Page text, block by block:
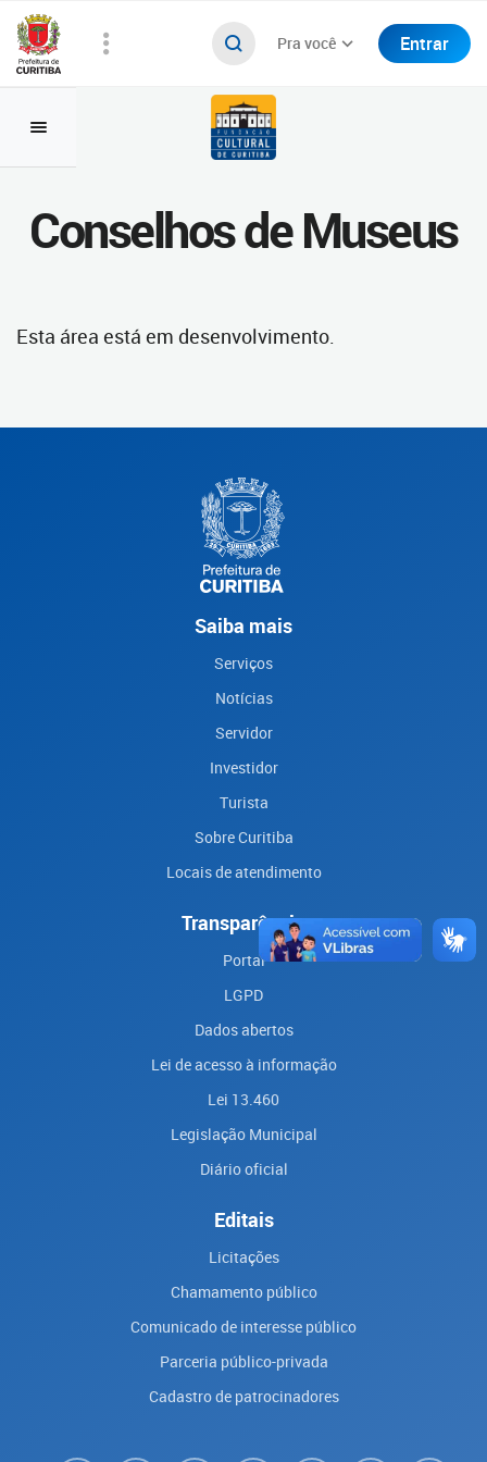
Pra você Entrar
Conselhos de Museus
Esta área está em desenvolvimento.
Saiba mais
Serviços
Notícias
Servidor
Investidor
Turista
Sobre Curitiba
Locais de atendimento
Transparência
Portal
LGPD
Dados abertos
Lei de acesso à informação
Lei 13.460
Legislação Municipal
Diário oficial
Editais
Licitações
Chamamento público
Comunicado de interesse público
Parceria público-privada
Cadastro de patrocinadores